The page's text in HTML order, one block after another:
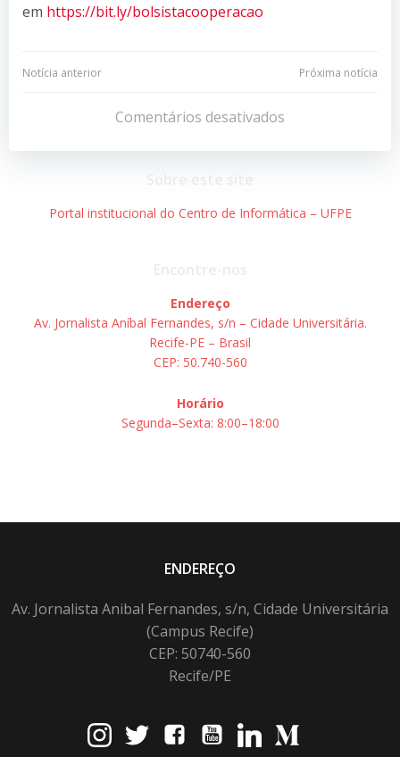
em https://bit.ly/bolsistacooperacao
Navegação
Post
Notícia anterior
Navegação
de
Post
Próxima notícia
Comentários desativados
Portal institucional do Centro de Informática – UFPE
Endereço
Av. Jornalista Aníbal Fernandes, s/n – Cidade Universitária.
Recife-PE – Brasil
CEP: 50.740-560
Horário
Segunda–Sexta: 8:00–18:00
ENDEREÇO
Av. Jornalista Anibal Fernandes, s/n, Cidade Universitária
(Campus Recife)
CEP: 50740-560
Recife/PE